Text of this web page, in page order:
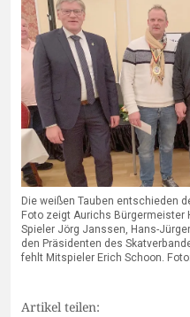
Die weißen Tauben entschieden
Foto zeigt Aurichs Bürgermeister
Spieler Jörg Janssen, Hans-
den Präsidenten des
fehlt Mitspieler Erich Schoon.
Artikel teilen: